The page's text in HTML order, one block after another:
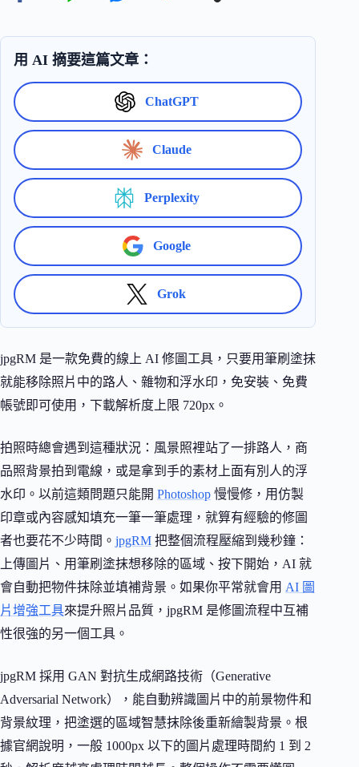
用 AI 摘要這篇文章：
ChatGPT
Claude
Perplexity
Google
Grok
jpgRM 是一款免費的線上 AI 修圖工具，只要用筆刷塗抹
就能移除照片中的路人、雜物和浮水印，免安裝、免費
帳號即可使用，下載解析度上限 720px。
拍照時總會遇到這種狀況：風景照裡站了一排路人，商
品照背景拍到電線，或是拿到手的素材上面有別人的浮
水印。以前這類問題只能開 Photoshop 慢慢修，用仿製
印章或內容感知填充一筆一筆處理，就算有經驗的修圖
者也要花不少時間。 jpgRM 把整個流程壓縮到幾秒鐘：
上傳圖片、用筆刷塗抹想移除的區域、按下開始，AI 就
會自動把物件抹除並填補背景。如果你平常就會用 AI 圖
片增強工具來提升照片品質，jpgRM 是修圖流程中互補
性很強的另一個工具。
jpgRM 採用 GAN 對抗生成網路技術（Generative
Adversarial Network），能自動辨識圖片中的前景物件和
背景紋理，把塗選的區域智慧抹除後重新繪製背景。根
據官網說明，一般 1000px 以下的圖片處理時間約 1 到 2